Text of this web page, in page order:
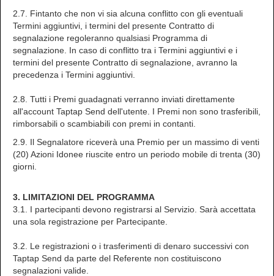
2.7. Fintanto che non vi sia alcuna conflitto con gli eventuali
Termini aggiuntivi, i termini del presente Contratto di
segnalazione regoleranno qualsiasi Programma di
segnalazione. In caso di conflitto tra i Termini aggiuntivi e i
termini del presente Contratto di segnalazione, avranno la
precedenza i Termini aggiuntivi.
2.8. Tutti i Premi guadagnati verranno inviati direttamente
all'account Taptap Send dell'utente. I Premi non sono trasferibili,
rimborsabili o scambiabili con premi in contanti.
2.9. Il Segnalatore riceverà una Premio per un massimo di venti
(20) Azioni Idonee riuscite entro un periodo mobile di trenta (30)
giorni.
3. LIMITAZIONI DEL PROGRAMMA
3.1. I partecipanti devono registrarsi al Servizio. Sarà accettata
una sola registrazione per Partecipante.
3.2. Le registrazioni o i trasferimenti di denaro successivi con
Taptap Send da parte del Referente non costituiscono
segnalazioni valide.